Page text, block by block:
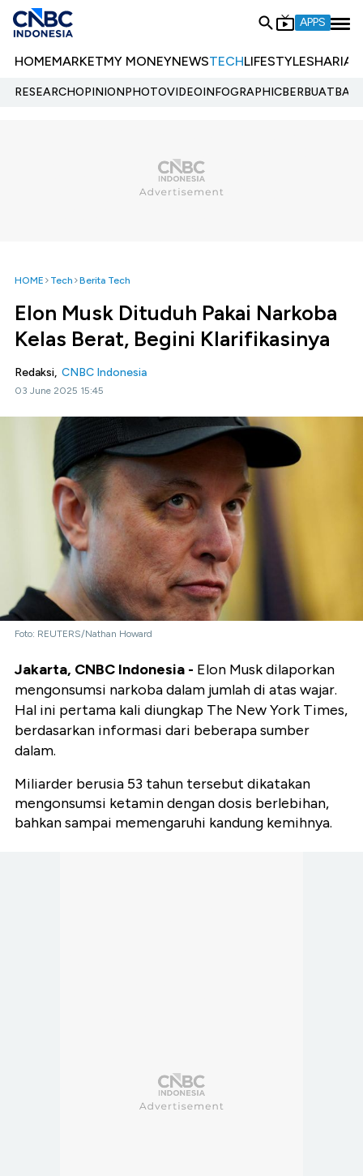
APPS
HOMEMARKETMY MONEYNEWSTECHLIFESTYLESHARIA
RESEARCHOPINIONPHOTOVIDEOINFOGRAPHIC
HOME Tech Berita Tech
Elon Musk Dituduh Pakai Narkoba
Kelas Berat, Begini Klarifikasinya
Redaksi, CNBC Indonesia
03 June 2025 15:45
Foto: REUTERS/Nathan Howard
Jakarta, CNBC Indonesia - Elon Musk dilaporkan
mengonsumsi narkoba dalam jumlah di atas wajar.
Hal ini pertama kali diungkap The New York Times,
berdasarkan informasi dari beberapa sumber
dalam.
Miliarder berusia 53 tahun tersebut dikatakan
mengonsumsi ketamin dengan dosis berlebihan,
bahkan sampai memengaruhi kandung kemihnya.